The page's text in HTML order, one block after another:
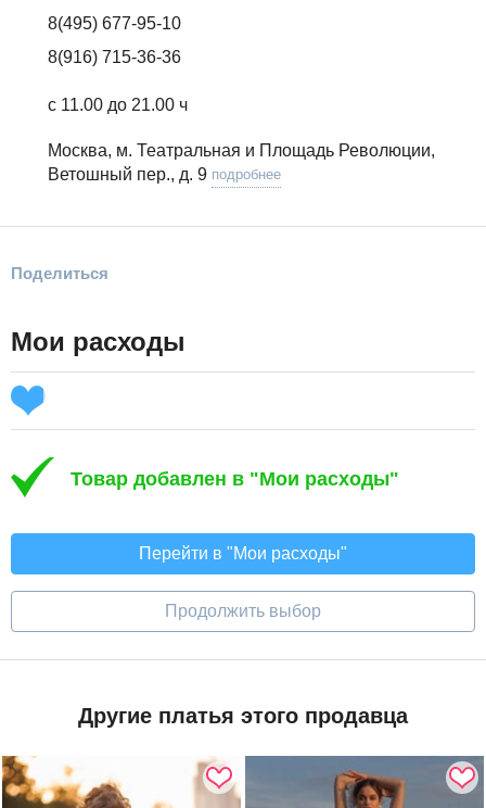
8(495) 677-95-10
8(916) 715-36-36
с 11.00 до 21.00 ч
Москва, м. Театральная и Площадь Революции,
Ветошный пер., д. 9 подробнее
Поделиться
Мои расходы
Товар добавлен в "Мои расходы"
Перейти в "Мои расходы"
Продолжить выбор
Другие платья этого продавца